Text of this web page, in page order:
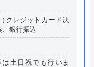
クレジットカード決
、銀行振込
土日祝でも行いま